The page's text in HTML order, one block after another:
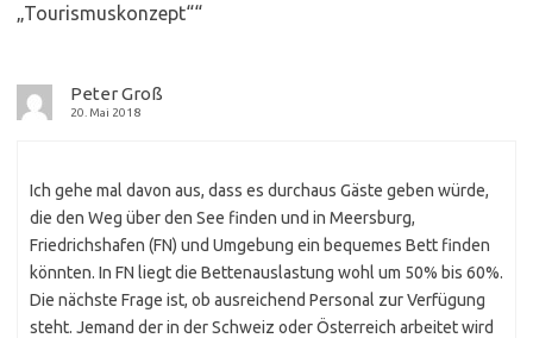
„Tourismuskonzept““
Peter Groß
20. Mai 2018
Ich gehe mal davon aus, dass es durchaus Gäste geben würde,
die den Weg über den See finden und in Meersburg,
Friedrichshafen (FN) und Umgebung ein bequemes Bett finden
könnten. In FN liegt die Bettenauslastung wohl um 50% bis 60%.
Die nächste Frage ist, ob ausreichend Personal zur Verfügung
steht. Jemand der in der Schweiz oder Österreich arbeitet wird